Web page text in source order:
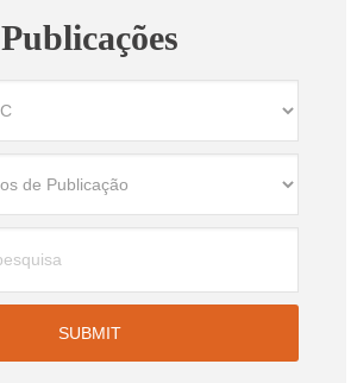
Publicações